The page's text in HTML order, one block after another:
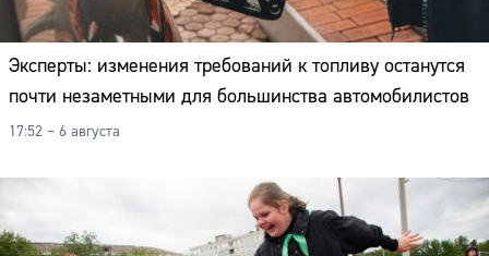
Эксперты: изменения требований к топливу останутся
почти незаметными для большинства автомобилистов
17:52 – 6 августа